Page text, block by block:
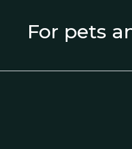
For pets